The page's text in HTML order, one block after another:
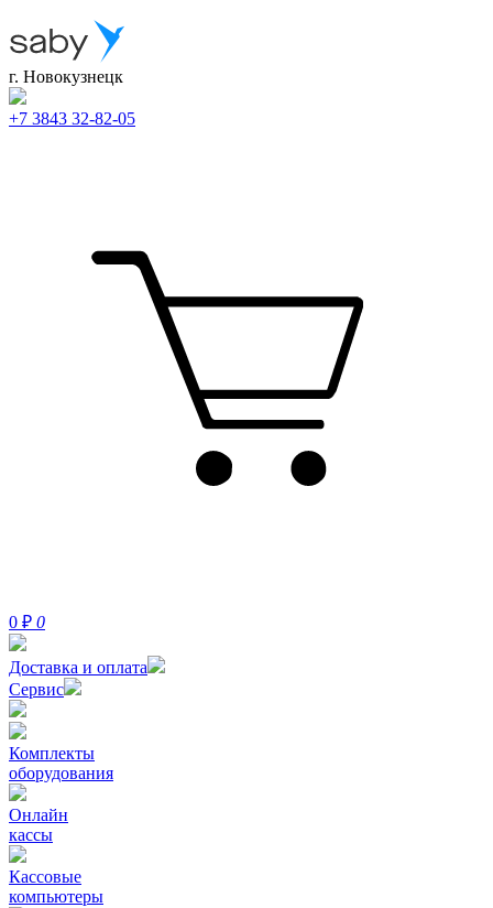
г. Новокузнецк
+7 3843 32-82-05
0 ₽ 0
Доставка и оплата
Сервис
Комплекты
оборудования
Онлайн
кассы
Кассовые
компьютеры